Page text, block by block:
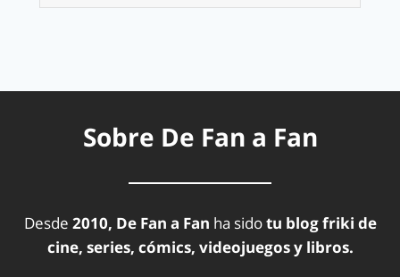
Sobre De Fan a Fan
Desde 2010, De Fan a Fan ha sidotu blog friki de
cine, series, cómics, videojuegos y libros.